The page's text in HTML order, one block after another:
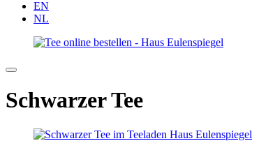
EN
NL
Schwarzer Tee